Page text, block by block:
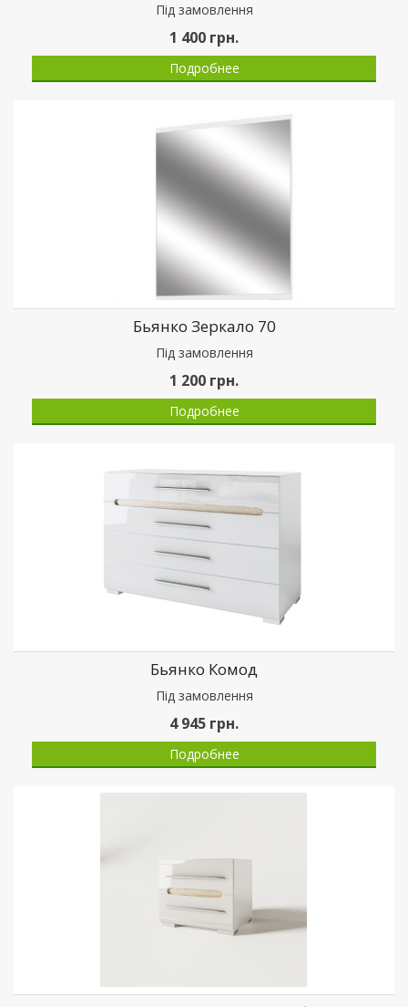
Пiд замовлення
1 400 грн.
Подробнее
Бьянко Зеркало 70
Пiд замовлення
1 200 грн.
Подробнее
Бьянко Комод
Пiд замовлення
4 945 грн.
Подробнее